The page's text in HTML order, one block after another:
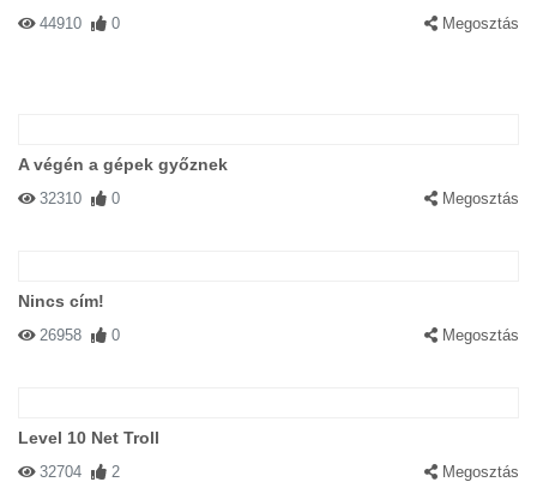
44910 0 Megosztás
A végén a gépek győznek
32310 0 Megosztás
Nincs cím!
26958 0 Megosztás
Level 10 Net Troll
32704 2 Megosztás